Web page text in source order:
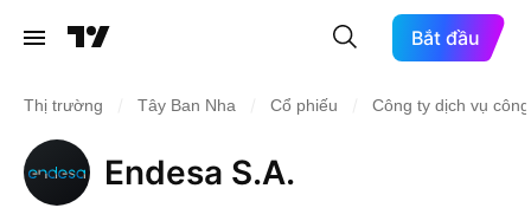
Bắt đầu
Thị trường Tây Ban Nha Cổ phiếu Công ty dịch vụ
Endesa S.A.